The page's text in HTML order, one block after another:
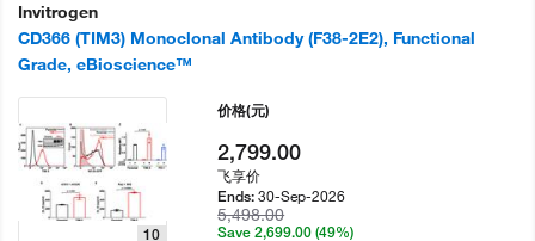
Invitrogen
CD366 (TIM3) Monoclonal Antibody (F38-2E2), Functional
Grade, eBioscience™
10
价格(元)
2,799.00
飞享价
Ends:30-Sep-2026
5,498.00
Save 2,699.00 (49%)